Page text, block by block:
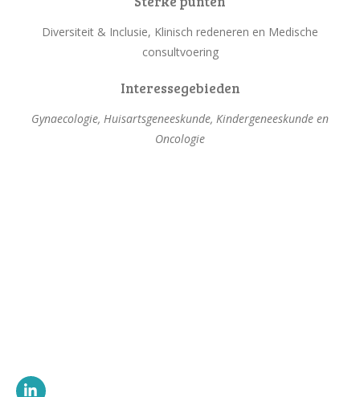
Diversiteit & Inclusie, Klinisch redeneren en Medische
consultvoering
Interessegebieden
Gynaecologie, Huisartsgeneeskunde, Kindergeneeskunde en
Oncologie